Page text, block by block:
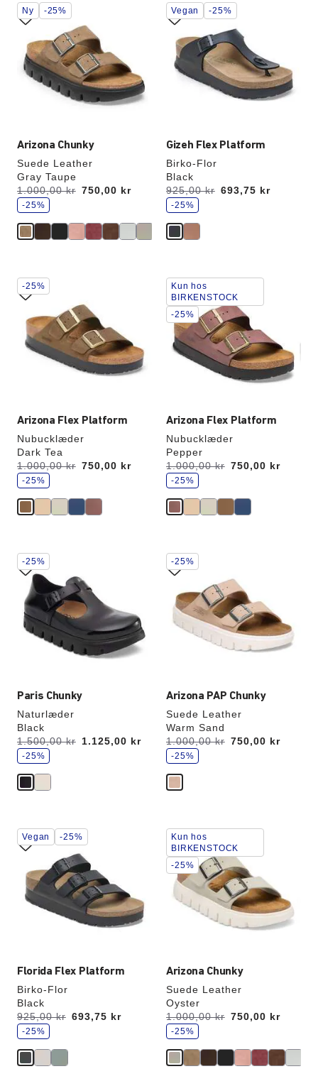
Arizona Chunky
Suede Leather
Gray Taupe
Før:
1.000,00 kr
nu 750,00 kr
s
p
a
r
-25%
Interaktion
med
prøvefarver
opdatere
produktbilledet
Ny -25%
Gizeh Flex Platform
Birko-Flor
Black
Før:
925,00 kr
nu 693,75 kr
s
p
a
r
-25%
Interaktion
med
prøvefarver
opdatere
produktbilledet
Vegan -25%
Arizona Flex Platform
Nubucklæder
Dark Tea
Før:
1.000,00 kr
nu 750,00 kr
s
p
a
r
-25%
Interaktion
med
prøvefarver
opdatere
produktbilledet
-25%
Arizona Flex Platform
Nubucklæder
Pepper
Før:
1.000,00 kr
nu 750,00 kr
s
p
a
r
-25%
Interaktion
med
prøvefarver
vil
opdatere
produktbilledet
Kun hos
BIRKENSTOCK
-25%
Paris Chunky
Naturlæder
Black
Før:
1.500,00 kr
nu 1.125,00 kr
s
p
a
r
-25%
Interaktion
med
prøvefarver
opdatere
produktbilledet
-25%
Arizona PAP Chunky
Suede Leather
Warm Sand
Før:
1.000,00 kr
nu 750,00 kr
s
p
a
r
-25%
Interaktion
med
prøvefarver
opdatere
produktbilledet
-25%
Florida Flex Platform
Birko-Flor
Black
Før:
925,00 kr
nu 693,75 kr
s
p
a
r
-25%
Interaktion
med
prøvefarver
opdatere
produktbilledet
Vegan -25%
Arizona Chunky
Suede Leather
Oyster
Før:
1.000,00 kr
nu 750,00 kr
s
p
a
r
-25%
Interaktion
med
prøvefarver
vil
opdatere
produktbilledet
Kun hos
BIRKENSTOCK
-25%